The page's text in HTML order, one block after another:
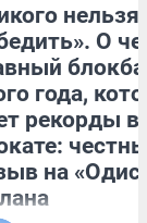
нельзя
О
года,
рекорды в
на